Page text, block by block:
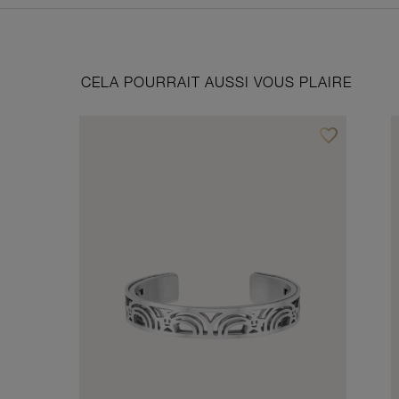
CELA POURRAIT AUSSI VOUS PLAIRE
favorite_borderAjouter à vos